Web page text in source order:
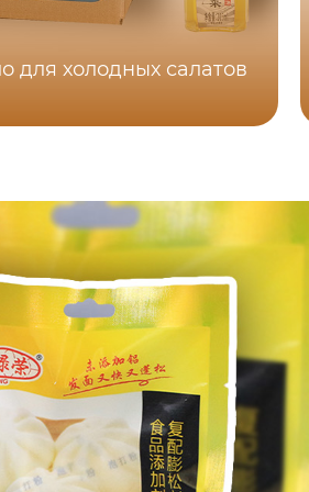
для холодных салатов